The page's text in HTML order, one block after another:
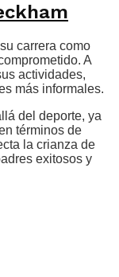
carrera como
A
actividades,
más informales.
del deporte, ya
términos de
la crianza de
exitosos y